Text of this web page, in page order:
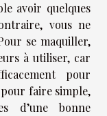
avoir quelques
vous ne
se maquiller,
à utiliser, car
pour
faire simple,
d’une bonne